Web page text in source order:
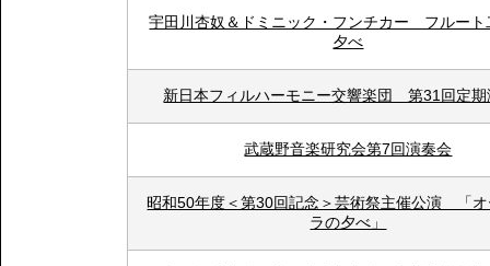
宇田川杏奴＆ドミニック・フンチカー フルート
夕べ
新日本フィルハーモニー交響楽団 第31回定期
武蔵野音楽研究会第7回演奏会
昭和50年度＜第30回記念＞芸術祭主催公演 「
ラの夕べ」